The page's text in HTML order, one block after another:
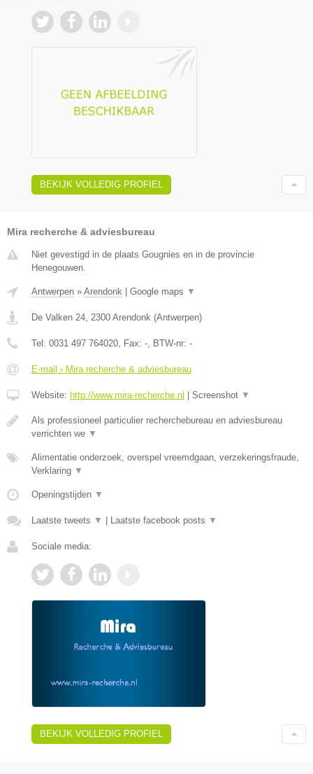
BEKIJK VOLLEDIG PROFIEL
Mira recherche & adviesbureau
Niet gevestigd in de plaats Gougnies en in de provincie
Henegouwen.
Antwerpen » Arendonk Google maps ▼
De Valken 24 2300 Arendonk (Antwerpen)
Tel: 0031 497 764020 , Fax: - , BTW-nr: -
E-mail › Mira recherche & adviesbureau
Website: http://www.mira-recherche.nl Screenshot ▼
Als professioneel particulier recherchebureau en adviesbureau
verrichten we ▼
Alimentatie onderzoek, overspel vreemdgaan, verzekeringsfraude,
Verklaring ▼
Openingstijden ▼
Laatste tweets ▼ Laatste facebook posts ▼
Sociale media:
BEKIJK VOLLEDIG PROFIEL